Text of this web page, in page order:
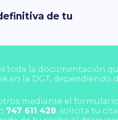
de tu
toda la documentación
en la DGT, dependiendo
mediante el
747 611 428, solicita tu cita